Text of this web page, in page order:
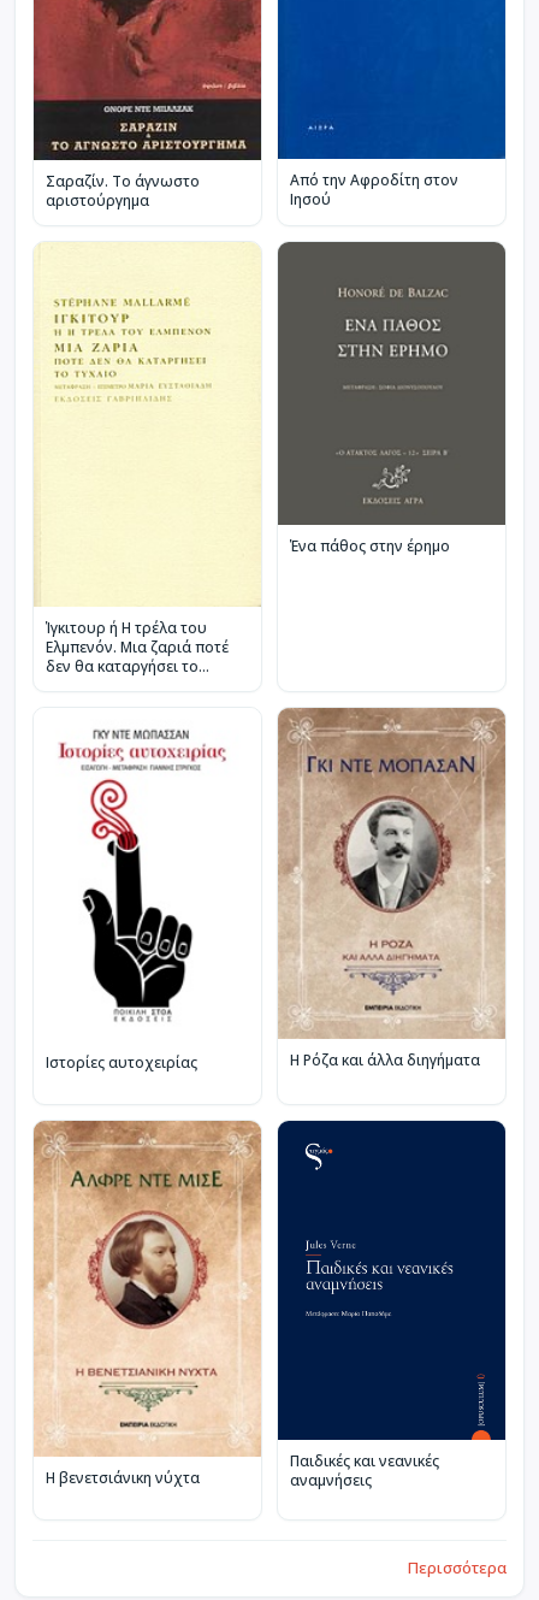
Σαραζίν. Το άγνωστο
αριστούργημα
Από την Αφροδίτη στον
Ιησού
Ίγκιτουρ ή Η τρέλα του
Ελμπενόν. Μια ζαριά ποτέ
δεν θα καταργήσει το
Ένα πάθος στην έρημο
Ιστορίες αυτοχειρίας Η Ρόζα και άλλα διηγήματα
Η βενετσιάνικη νύχτα
Παιδικές και νεανικές
αναμνήσεις
Περισσότερα